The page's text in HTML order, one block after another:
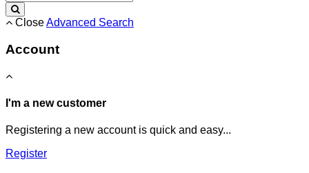
CloseAdvanced Search
Account
I'm a new customer
Registering a new account is quick and easy...
Register